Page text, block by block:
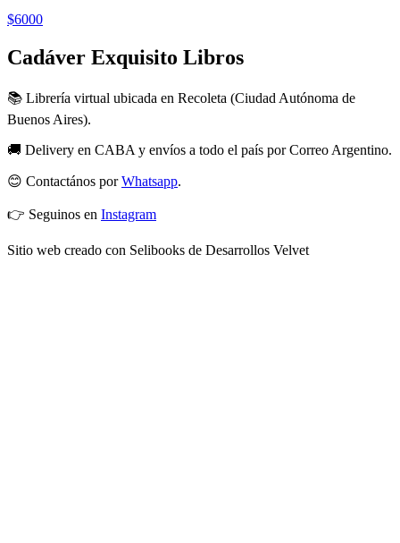
$6000
Cadáver Exquisito Libros
📚 Librería virtual ubicada en Recoleta (Ciudad Autónoma de
Buenos Aires).
🚚 Delivery en CABA y envíos a todo el país por Correo Argentino.
😊 Contactános porWhatsapp.
👉 Seguinos en Instagram
Sitio web creado con Selibooks de Desarrollos Velvet